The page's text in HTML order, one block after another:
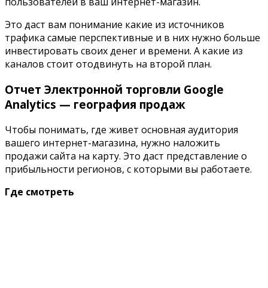
Это даст вам понимание какие из источников
трафика самые перспективные и в них нужно больше
инвестировать своих денег и времени. А какие из
каналов стоит отодвинуть на второй план.
Отчет Электронной торговли Google
Analytics — география продаж
Чтобы понимать, где живет основная аудитория
вашего интернет-магазина, нужно наложить
продажи сайта на карту. Это даст представление о
прибыльности регионов, с которыми вы работаете.
Где смотреть